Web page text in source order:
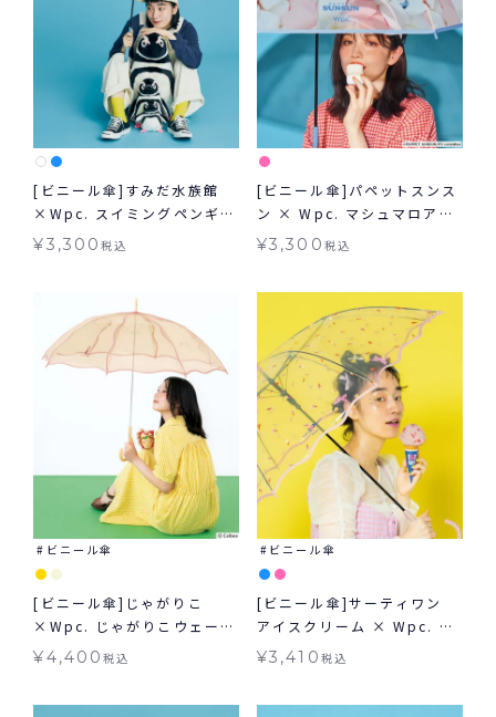
[ビニール傘]すみだ水族館
×Wpc. スイミングペンギン
アンブレラ 雨傘 長傘
¥3,300税込
[ビニール傘]パペットスンス
ン × Wpc. マシュマロアン
ブレラ 雨傘 長傘
¥3,300 税込
ビニール傘
[ビニール傘]じゃがりこ
×Wpc. じゃがりこウェービ
ーアンブレラ 雨傘 長傘 送料
¥4,400税込
ビニール傘
[ビニール傘]サーティワン
アイスクリーム × Wpc. ア
イスクリームパターンアンブ
¥3,410 税込